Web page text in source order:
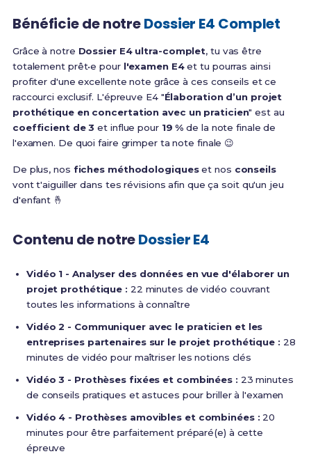
Bénéficie de notreDossier E4 Complet
Grâce à notre Dossier E4 ultra-complet, tu vas être
totalement prêt•e pour l'examen E4et tu pourras ainsi
profiter d'une excellente note grâce à ces conseils et ce
raccourci exclusif. L'épreuve E4 "Élaboration d’un projet
prothétique en concertation avec un praticien" est au
coefficient de 3 et influe pour 19 % de la note finale de
l'examen. De quoi faire grimper ta note finale 😉
De plus, nos fiches méthodologiqueset nos conseils
vont t'aiguiller dans tes révisions afin que ça soit qu'un jeu
d'enfant 🤞
Contenu de notreDossier E4
Vidéo 1 - Analyser des données en vue d'élaborer un
projet prothétique : 22 minutes de vidéo couvrant
toutes les informations à connaître
Vidéo 2 - Communiquer avec le praticien et les
entreprises partenaires sur le projet prothétique : 28
minutes de vidéo pour maîtriser les notions clés
Vidéo 3 - Prothèses fixées et combinées : 23 minutes
de conseils pratiques et astuces pour briller à l'examen
Vidéo 4 - Prothèses amovibles et combinées : 20
minutes pour être parfaitement préparé(e) à cette
épreuve